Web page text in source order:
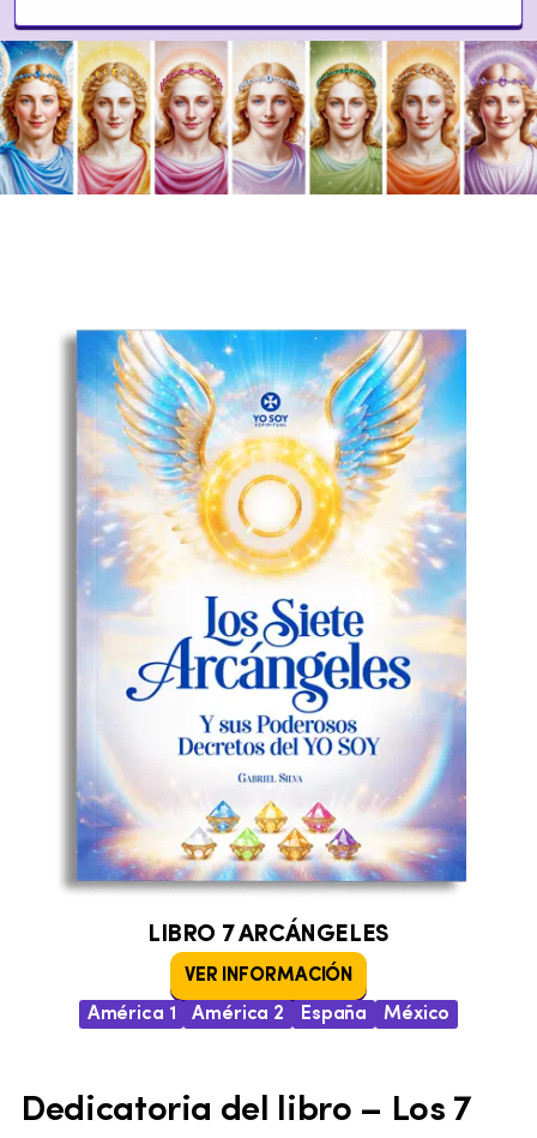
LIBRO 7 ARCÁNGELES
VER INFORMACIÓN
América 1
América 2 España México
Dedicatoria del libro – Los 7